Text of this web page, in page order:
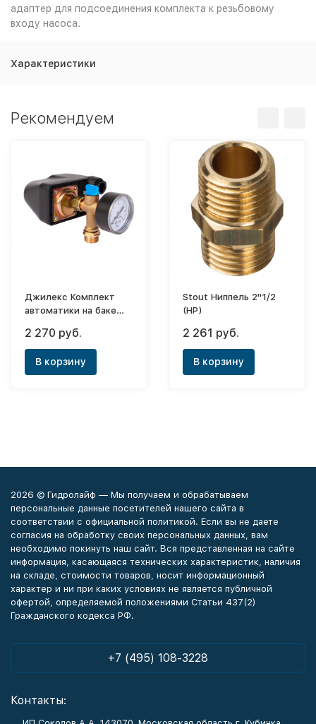
адаптер для подсоединения комплекта к резьбовому
входу насоса.
Характеристики
Рекомендуем
Джилекс Комплект
автоматики на баке
2 270 руб.
В корзину
Stout Ниппель 2"1/2
(НР)
2 261 руб.
В корзину
2026 © Гидролайф — Мы получаем и обрабатываем
персональные данные посетителей нашего сайта в
соответствии с официальной политикой. Если вы не даете
согласия на обработку своих персональных данных, вам
необходимо покинуть наш сайт. Вся представленная на сайте
информация, касающаяся технических характеристик, наличия
на складе, стоимости товаров, носит информационный
характер и ни при каких условиях не является публичной
офертой, определяемой положениями Статьи 437(2)
Гражданского кодекса РФ.
+7 (495) 108-3228
Контакты: